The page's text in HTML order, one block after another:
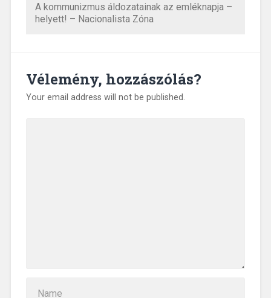
A kommunizmus áldozatainak az emléknapja –
helyett! – Nacionalista Zóna
Vélemény, hozzászólás?
Your email address will not be published.